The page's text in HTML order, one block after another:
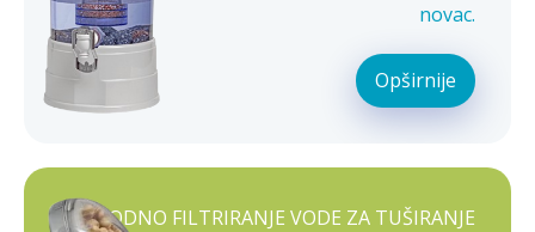
novac.
Opširnije
PRIRODNO FILTRIRANJE VODE ZA TUŠIRANJE